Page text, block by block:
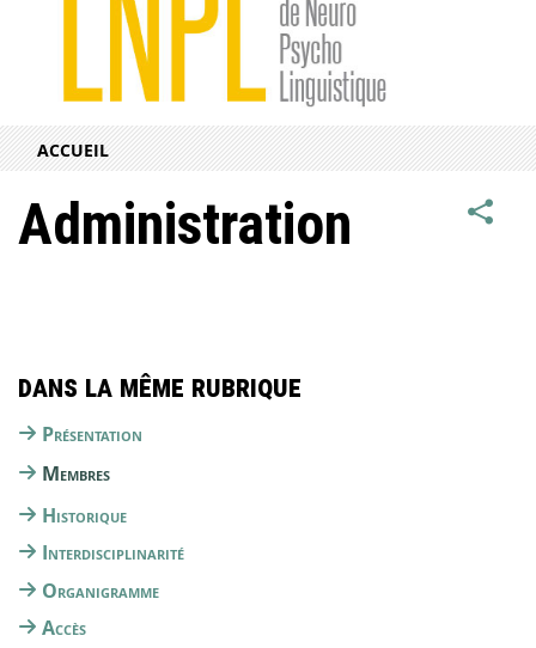
ACCUEIL
Administration
Dans la même rubrique
Présentation
Membres
Historique
Interdisciplinarité
Organigramme
Accès